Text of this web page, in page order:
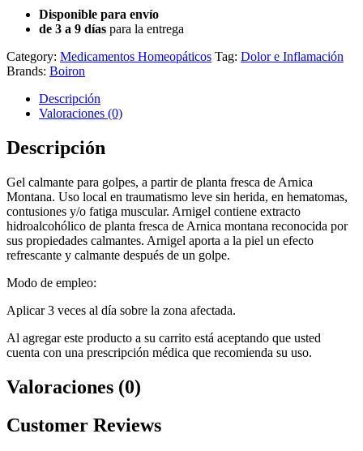
Disponible para envío
de 3 a 9 días para la entrega
Category: Medicamentos Homeopáticos Tag: Dolor e Inflamación
Brands: Boiron
Descripción
Valoraciones (0)
Descripción
Gel calmante para golpes, a partir de planta fresca de Arnica
Montana. Uso local en traumatismo leve sin herida, en hematomas,
contusiones y/o fatiga muscular. Arnigel contiene extracto
hidroalcohólico de planta fresca de Arnica montana reconocida por
sus propiedades calmantes. Arnigel aporta a la piel un efecto
refrescante y calmante después de un golpe.
Modo de empleo:
Aplicar 3 veces al día sobre la zona afectada.
Al agregar este producto a su carrito está aceptando que usted
cuenta con una prescripción médica que recomienda su uso.
Valoraciones (0)
Customer Reviews